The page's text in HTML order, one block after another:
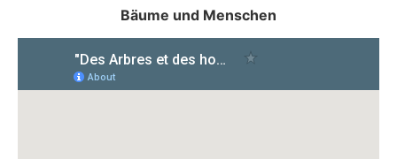
Bäume und Menschen